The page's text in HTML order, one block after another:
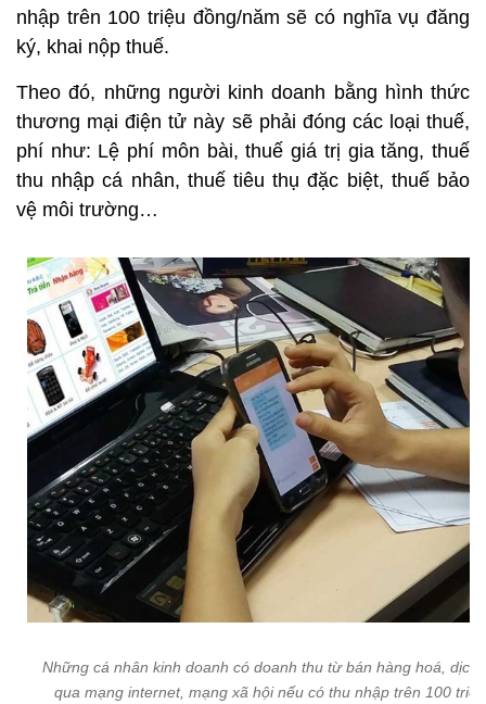
nhập trên 100 triệu đồng/năm sẽ có nghĩa vụ đăng
ký, khai nộp thuế.
Theo đó, những người kinh doanh bằng hình thức
thương mại điện tử này sẽ phải đóng các loại thuế,
phí như: Lệ phí môn bài, thuế giá trị gia tăng, thuế
thu nhập cá nhân, thuế tiêu thụ đặc biệt, thuế bảo
vệ môi trường…
Những cá nhân kinh doanh có doanh thu từ bán hàng hoá, dịch
qua mạng internet, mạng xã hội nếu có thu nhập trên 100 triệu